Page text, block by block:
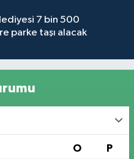
7 bin 500
parke taşı alacak
O P